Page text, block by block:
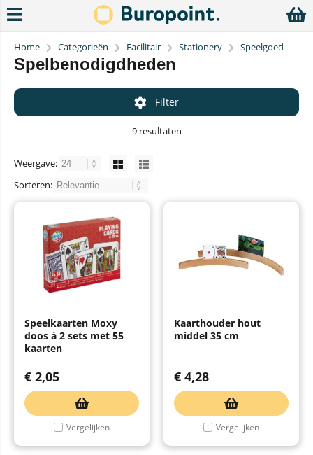
Home Categorieën Facilitair Stationery Speelgoed
Spelbenodigdheden
Filter
9 resultaten
Weergave:
Sorteren:
Speelkaarten Moxy
doos à 2 sets met 55
kaarten
€ 2,05
Vergelijken
Kaarthouder hout
middel 35 cm
€ 4,28
Vergelijken